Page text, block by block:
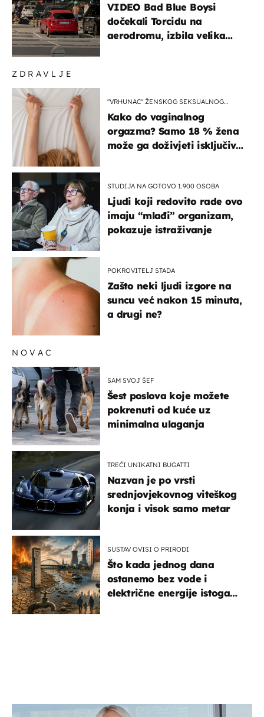
ZDRAVLJE
"VRHUNAC" ŽENSKOG SEKSUALNOG
Kako do vaginalnog
orgazma? Samo 18 % žena
može ga doživjeti isključivo
STUDIJA NA GOTOVO 1.900 OSOBA
Ljudi koji redovito rade ovo
imaju “mlađi” organizam,
pokazuje istraživanje
POKROVITELJ STADA
Zašto neki ljudi izgore na
suncu već nakon 15 minuta,
a drugi ne?
VIDEO Bad Blue Boysi
dočekali Torcidu na
aerodromu, izbila velika
NOVAC
SAM SVOJ ŠEF
Šest poslova koje možete
pokrenuti od kuće uz
minimalna ulaganja
TREĆI UNIKATNI BUGATTI
Nazvan je po vrsti
srednjovjekovnog viteškog
konja i visok samo metar
SUSTAV OVISI O PRIRODI
Što kada jednog dana
ostanemo bez vode i
električne energije istoga